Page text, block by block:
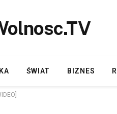
ŚWIAT BIZNES